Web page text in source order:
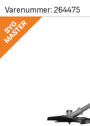
Varenummer: 264475